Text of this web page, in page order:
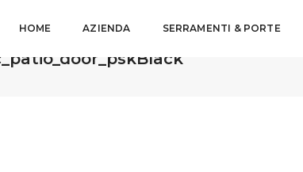
HOME AZIENDA SERRAMENTI & PORTE